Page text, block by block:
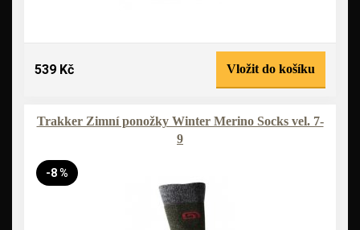
539 Kč Vložit do košíku
Trakker Zimní ponožky Winter Merino Socks vel. 7-
9
-8 %